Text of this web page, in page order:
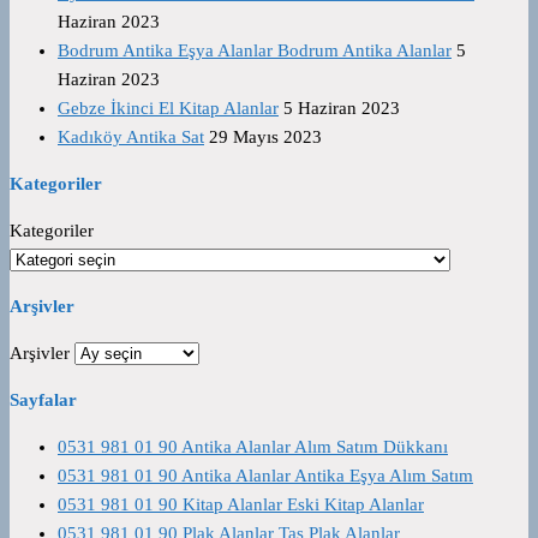
Haziran 2023
Bodrum Antika Eşya Alanlar Bodrum Antika Alanlar 5
Haziran 2023
Gebze İkinci El Kitap Alanlar 5 Haziran 2023
Kadıköy Antika Sat 29 Mayıs 2023
Kategoriler
Kategoriler
Arşivler
Arşivler
Sayfalar
0531 981 01 90 Antika Alanlar Alım Satım Dükkanı
0531 981 01 90 Antika Alanlar Antika Eşya Alım Satım
0531 981 01 90 Kitap Alanlar Eski Kitap Alanlar
0531 981 01 90 Plak Alanlar Taş Plak Alanlar